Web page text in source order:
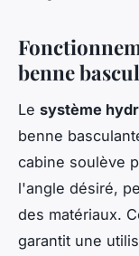
benne
Le système
benne
cabine soulève
l'angle désiré,
des matériaux.
garantit une